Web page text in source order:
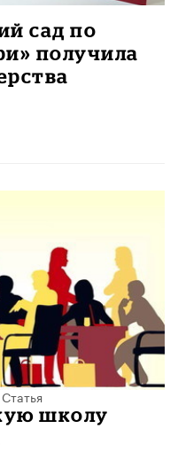
сад по
получила
Статья
школу